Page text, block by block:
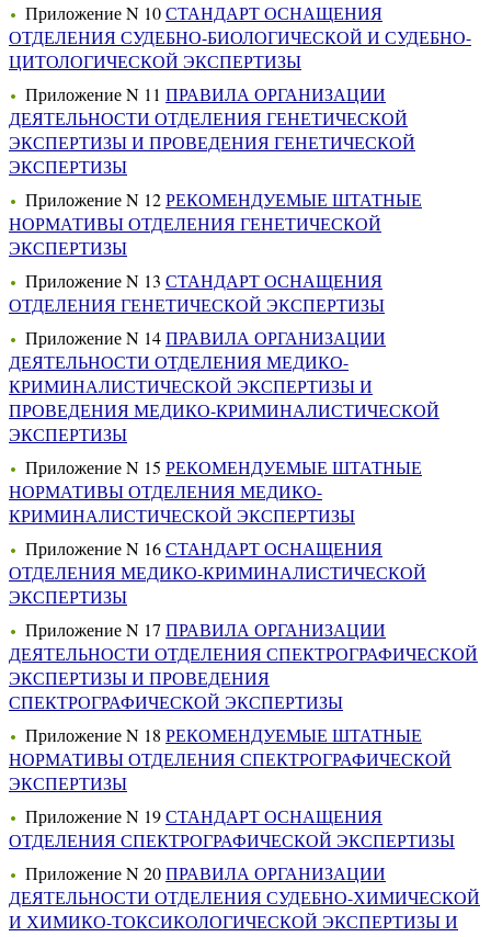
Приложение N 10СТАНДАРТ ОСНАЩЕНИЯ
ОТДЕЛЕНИЯ СУДЕБНО-БИОЛОГИЧЕСКОЙ И СУДЕБНО-
ЦИТОЛОГИЧЕСКОЙ ЭКСПЕРТИЗЫ
Приложение N 11 ПРАВИЛА ОРГАНИЗАЦИИ
ДЕЯТЕЛЬНОСТИ ОТДЕЛЕНИЯ ГЕНЕТИЧЕСКОЙ
ЭКСПЕРТИЗЫ И ПРОВЕДЕНИЯ ГЕНЕТИЧЕСКОЙ
ЭКСПЕРТИЗЫ
Приложение N 12РЕКОМЕНДУЕМЫЕ ШТАТНЫЕ
НОРМАТИВЫ ОТДЕЛЕНИЯ ГЕНЕТИЧЕСКОЙ
ЭКСПЕРТИЗЫ
Приложение N 13 СТАНДАРТ ОСНАЩЕНИЯ
ОТДЕЛЕНИЯ ГЕНЕТИЧЕСКОЙ ЭКСПЕРТИЗЫ
Приложение N 14ПРАВИЛА ОРГАНИЗАЦИИ
ДЕЯТЕЛЬНОСТИ ОТДЕЛЕНИЯ МЕДИКО-
КРИМИНАЛИСТИЧЕСКОЙ ЭКСПЕРТИЗЫ И
ПРОВЕДЕНИЯ МЕДИКО-КРИМИНАЛИСТИЧЕСКОЙ
ЭКСПЕРТИЗЫ
Приложение N 15 РЕКОМЕНДУЕМЫЕ ШТАТНЫЕ
НОРМАТИВЫ ОТДЕЛЕНИЯ МЕДИКО-
КРИМИНАЛИСТИЧЕСКОЙ ЭКСПЕРТИЗЫ
Приложение N 16СТАНДАРТ ОСНАЩЕНИЯ
ОТДЕЛЕНИЯ МЕДИКО-КРИМИНАЛИСТИЧЕСКОЙ
ЭКСПЕРТИЗЫ
Приложение N 17 ПРАВИЛА ОРГАНИЗАЦИИ
ДЕЯТЕЛЬНОСТИ ОТДЕЛЕНИЯ СПЕКТРОГРАФИЧЕСКОЙ
ЭКСПЕРТИЗЫ И ПРОВЕДЕНИЯ
СПЕКТРОГРАФИЧЕСКОЙ ЭКСПЕРТИЗЫ
Приложение N 18 РЕКОМЕНДУЕМЫЕ ШТАТНЫЕ
НОРМАТИВЫ ОТДЕЛЕНИЯ СПЕКТРОГРАФИЧЕСКОЙ
ЭКСПЕРТИЗЫ
Приложение N 19СТАНДАРТ ОСНАЩЕНИЯ
ОТДЕЛЕНИЯ СПЕКТРОГРАФИЧЕСКОЙ ЭКСПЕРТИЗЫ
Приложение N 20ПРАВИЛА ОРГАНИЗАЦИИ
ДЕЯТЕЛЬНОСТИ ОТДЕЛЕНИЯ СУДЕБНО-ХИМИЧЕСКОЙ
И ХИМИКО-ТОКСИКОЛОГИЧЕСКОЙ ЭКСПЕРТИЗЫ И